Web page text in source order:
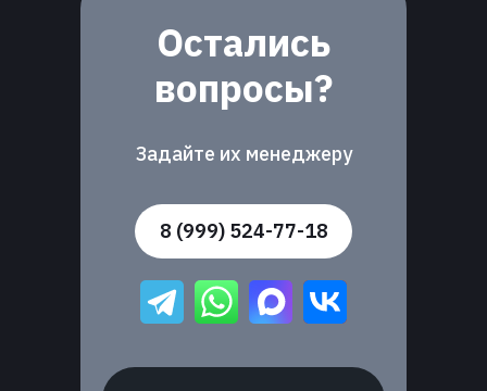
Задайте их менеджеру
Остались
вопросы?
8 (999) 524-77-18